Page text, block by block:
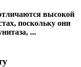
высокой
поскольку они
...